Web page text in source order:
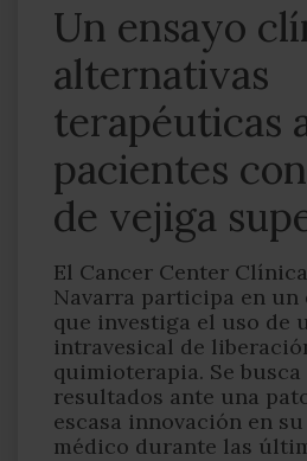
Un ensayo
alternativas
terapéuticas
pacientes
de vejiga
El Cancer Center
Navarra participa en
que investiga el uso de
intravesical de
quimioterapia. Se
resultados ante una
escasa innovación en
médico durante las